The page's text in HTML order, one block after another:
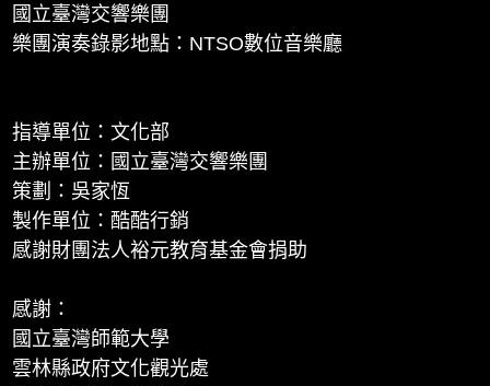
國立臺灣交響樂團
樂團演奏錄影地點：NTSO數位音樂廳
指導單位：文化部
主辦單位：國立臺灣交響樂團
策劃：吳家恆
製作單位：酷酷行銷
感謝財團法人裕元教育基金會捐助
感謝：
國立臺灣師範大學
雲林縣政府文化觀光處